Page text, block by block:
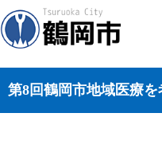
第8回鶴岡市地域医療